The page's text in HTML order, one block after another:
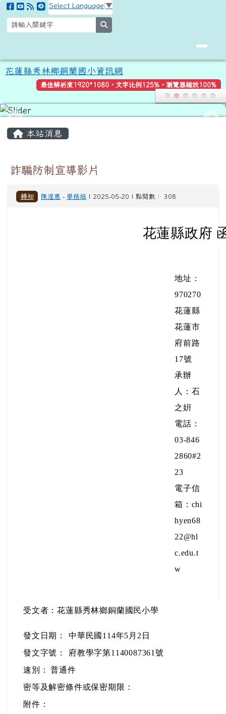
跳至主內容區
花蓮縣秀林鄉銅蘭國小資訊網
Select Language ▼
花蓮縣秀林鄉銅蘭國小資訊網
最佳解析度1920*1080，文字比例125%，瀏覽器縮放100%
本站消息
詐騙防制宣導影片
轉知 陳瀅惠 - 學務組 | 2025-05-20 | 點閱數： 308
花蓮縣政府
地址：
970270
花蓮縣
花蓮市
府前路
17號
承辦
人：石
之姸
電話：
03-846
2860#2
23
電子信
箱：chi
hyen68
22@hl
c.edu.t
w
受文者：花蓮縣秀林鄉銅蘭國民小學
發文日期：
中華民國114年5月2日
發文字號：
府教學字第1140087361號
速別：
普通件
密等及解密條件或保密期限：
附件：